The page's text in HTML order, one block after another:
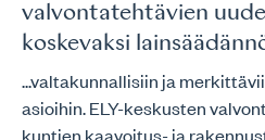
valvontatehtävien
koskevaksi
...valtakunnallisiin ja
asioihin. ELY-keskusten
kuntien kaavoitus- ja